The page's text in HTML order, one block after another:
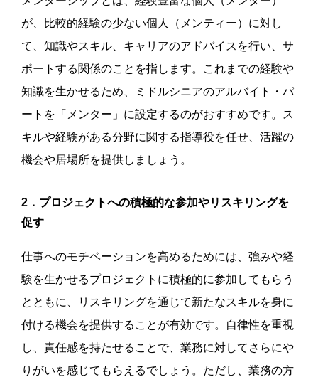
が、比較的経験の少ない個人（メンティー）に対し
て、知識やスキル、キャリアのアドバイスを行い、サ
ポートする関係のことを指します。これまでの経験や
知識を生かせるため、ミドルシニアのアルバイト・パ
ートを「メンター」に設定するのがおすすめです。ス
キルや経験がある分野に関する指導役を任せ、活躍の
機会や居場所を提供しましょう。
2．プロジェクトへの積極的な参加やリスキリングを
促す
仕事へのモチベーションを高めるためには、強みや経
験を生かせるプロジェクトに積極的に参加してもらう
とともに、リスキリングを通じて新たなスキルを身に
付ける機会を提供することが有効です。自律性を重視
し、責任感を持たせることで、業務に対してさらにや
りがいを感じてもらえるでしょう。ただし、業務の方